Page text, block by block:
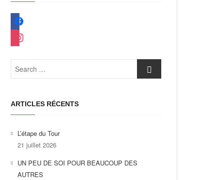
facebook
instagram
Search
ARTICLES RÉCENTS
L’étape du Tour
21 juillet 2026
UN PEU DE SOI POUR BEAUCOUP DES
AUTRES